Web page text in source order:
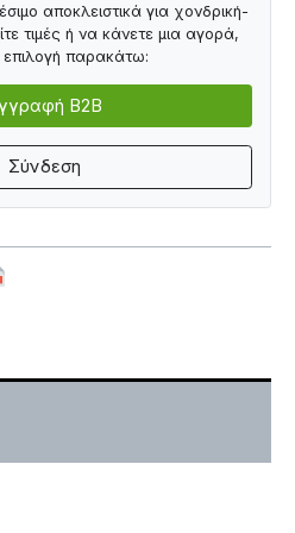
αποκλειστικά για χονδρική-
τιμές ή να κάνετε μια αγορά,
επιλογή παρακάτω:
B2B
Σύνδεση